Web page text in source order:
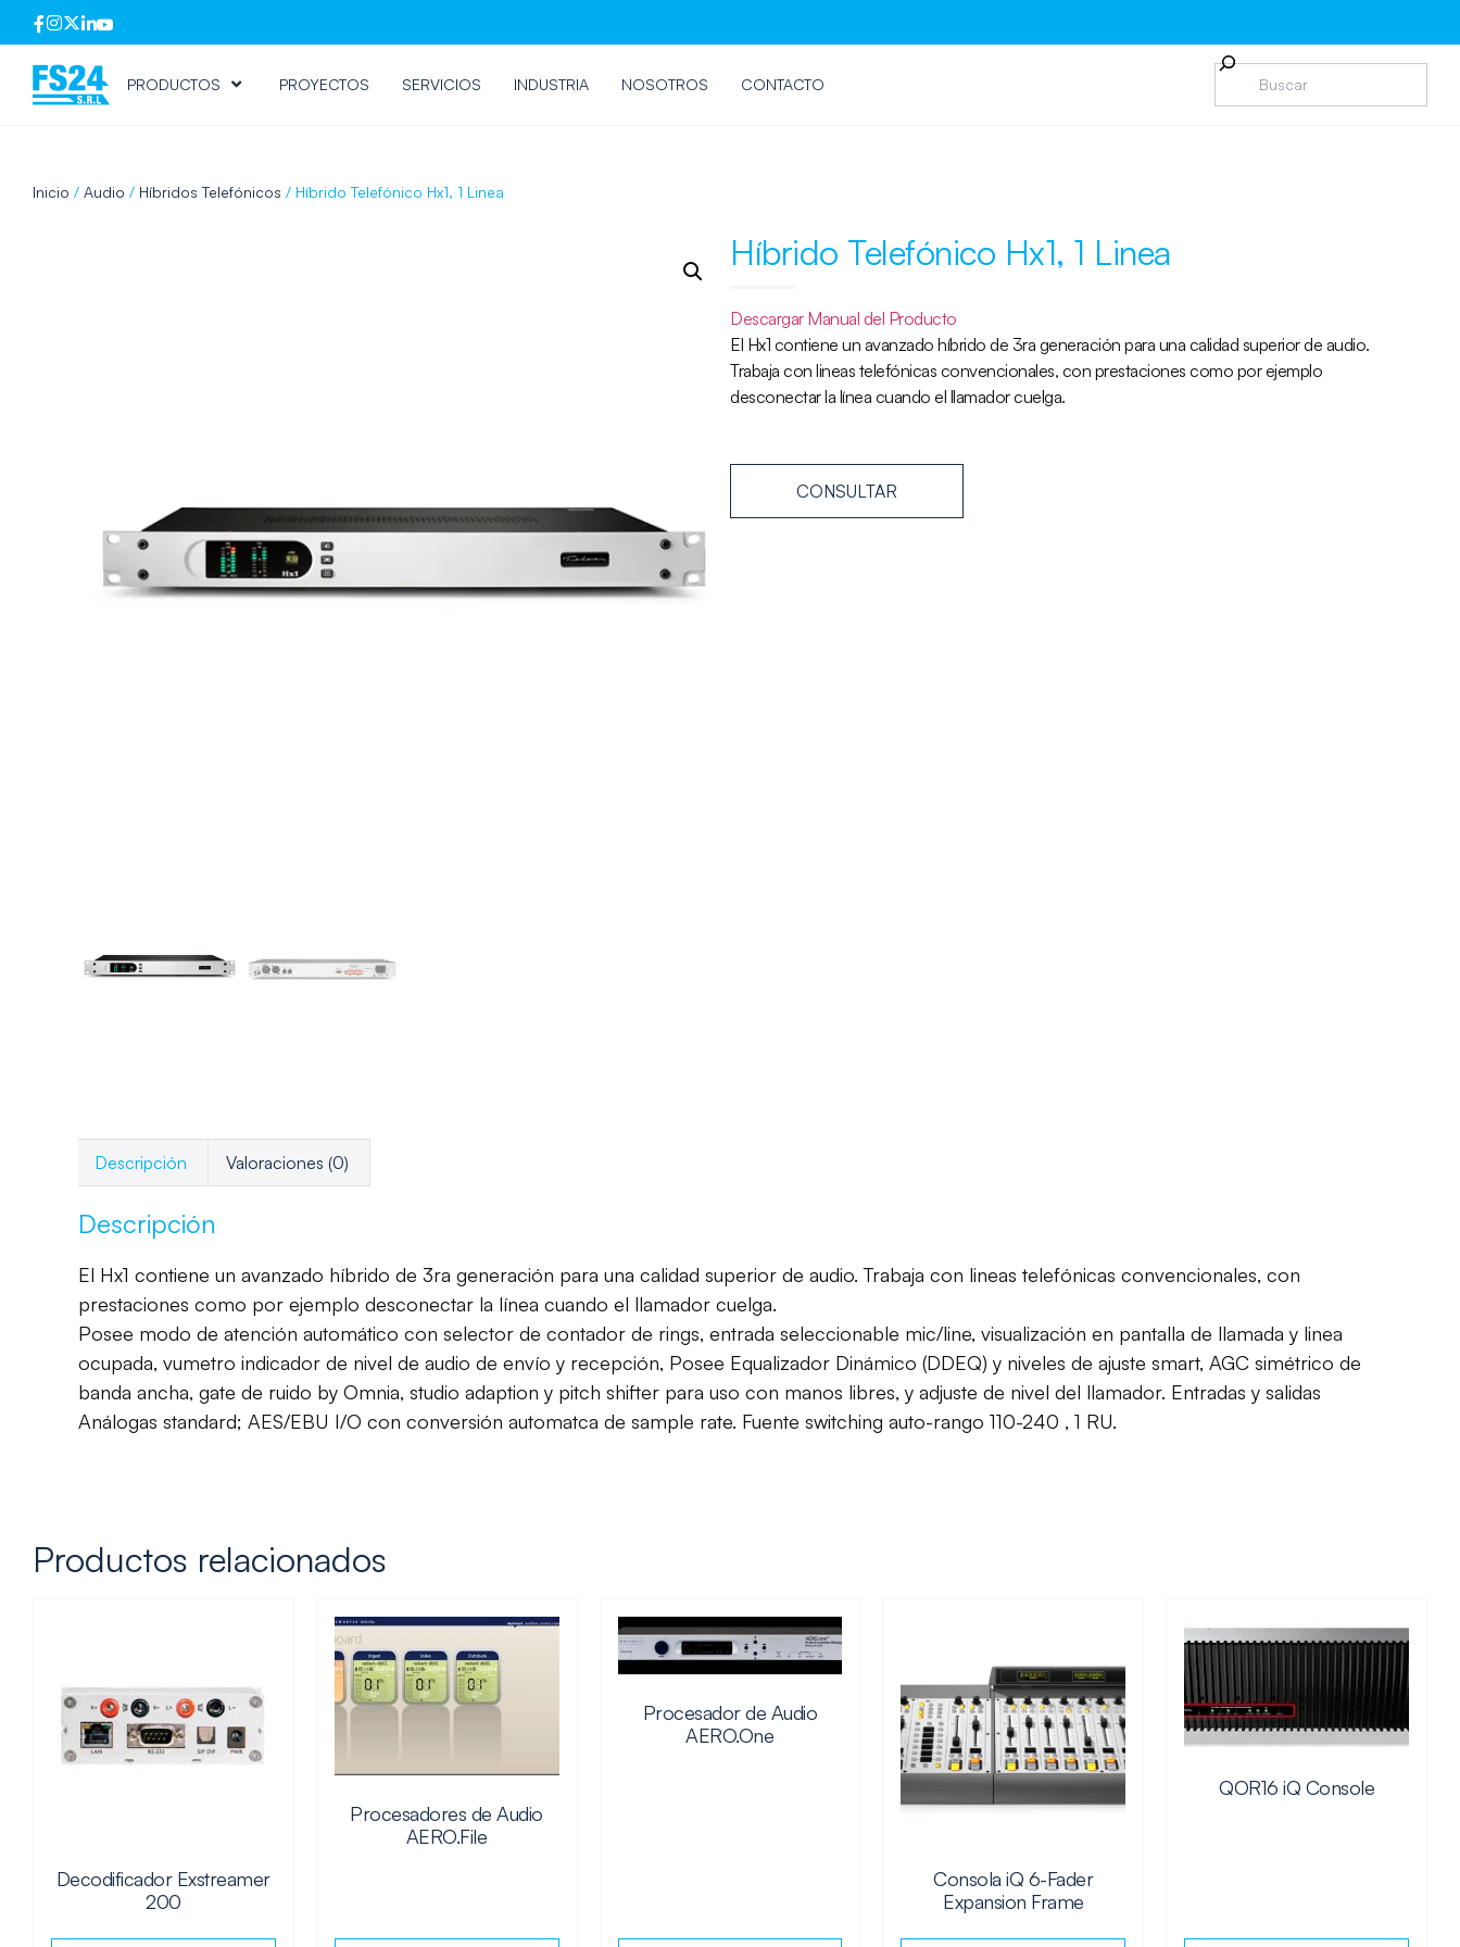
PRODUCTOS PROYECTOS SERVICIOS INDUSTRIA NOSOTROS CONTACTO
Inicio / Audio / Híbridos Telefónicos / Híbrido Telefónico Hx1, 1 Linea
Híbrido Telefónico Hx1, 1 Linea
Descargar Manual del Producto
El Hx1 contiene un avanzado híbrido de 3ra generación para una calidad superior de audio.
Trabaja con lineas telefónicas convencionales, con prestaciones como por ejemplo
desconectar la línea cuando el llamador cuelga.
CONSULTAR
Descripción Valoraciones (0)
Descripción
El Hx1 contiene un avanzado híbrido de 3ra generación para una calidad superior de audio. Trabaja con lineas telefónicas convencionales, con
prestaciones como por ejemplo desconectar la línea cuando el llamador cuelga.
Posee modo de atención automático con selector de contador de rings, entrada seleccionable mic/line, visualización en pantalla de llamada y linea
ocupada, vumetro indicador de nivel de audio de envío y recepción, Posee Equalizador Dinámico (DDEQ) y niveles de ajuste smart, AGC simétrico de
banda ancha, gate de ruido by Omnia, studio adaption y pitch shifter para uso con manos libres, y adjuste de nivel del llamador. Entradas y salidas
Análogas standard; AES/EBU I/O con conversión automatca de sample rate. Fuente switching auto-rango 110-240 , 1 RU.
Productos relacionados
Decodificador Exstreamer
200
Procesadores de Audio
AERO.File
Procesador de Audio
AERO.One
Consola iQ 6-Fader
Expansion Frame
QOR16 iQ Console